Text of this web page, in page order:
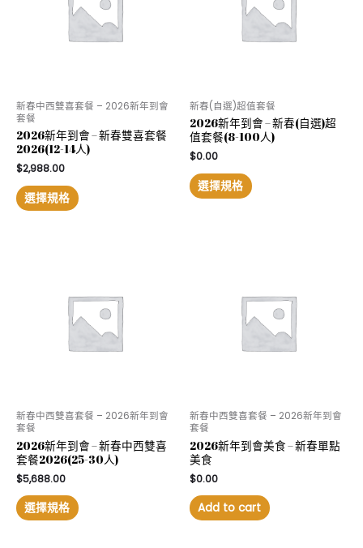
新春中西雙喜套餐 – 2026新年到會
套餐
2026新年到會 – 新春雙喜套餐
2026(12-14人)
$2,988.00
選擇規格
新春(自選)超值套餐
2026新年到會 – 新春(自選)超
值套餐(8-100人)
$0.00
選擇規格
新春中西雙喜套餐 – 2026新年到會
套餐
2026新年到會 – 新春中西雙喜
套餐2026(25-30人)
$5,688.00
選擇規格
新春中西雙喜套餐 – 2026新年到會
套餐
2026新年到會美食 – 新春單點
美食
$0.00
Add to cart